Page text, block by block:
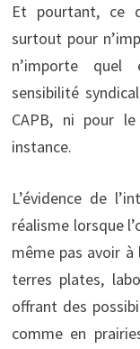
Et pourtant, ce
surtout pour
n’importe
sensibilité
CAPB, ni pour
instance.
L’évidence de
réalisme lorsque
même pas avoir
terres plates,
offrant des
comme en